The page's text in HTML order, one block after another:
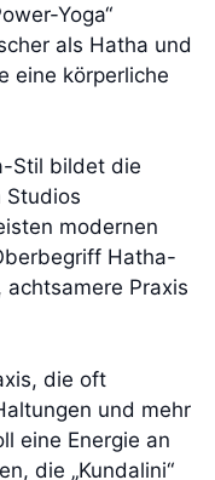
Yoga“
als Hatha und
eine körperliche
Stil bildet die
Studios
modernen
Hatha-
achtsamere Praxis
die oft
und mehr
eine Energie an
die „Kundalini“